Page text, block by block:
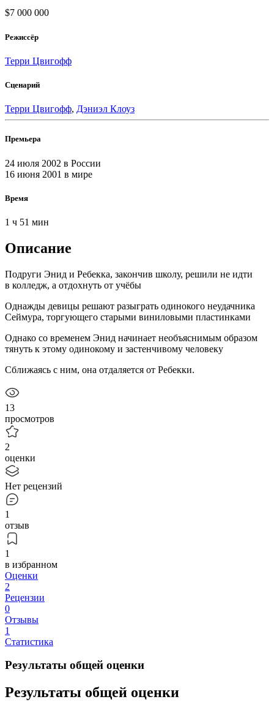
$7 000 000
Режиссёр
Терри Цвигофф
Сценарий
Терри Цвигофф, Дэниэл Клоуз
Премьера
24 июля 2002 в России
16 июня 2001 в мире
Время
1 ч 51 мин
Описание
Подруги Энид и Ребекка, закончив школу, решили не идти
в колледж, а отдохнуть от учёбы
Однажды девицы решают разыграть одинокого неудачника
Сеймура, торгующего старыми виниловыми пластинками
Однако со временем Энид начинает необъяснимым образом
тянуть к этому одинокому и застенчивому человеку
Сближаясь с ним, она отдаляется от Ребекки.
13
просмотров
2
оценки
Нет рецензий
1
отзыв
1
в избранном
Оценки
2
Рецензии
0
Отзывы
1
Статистика
Результаты общей оценки
Результаты общей оценки